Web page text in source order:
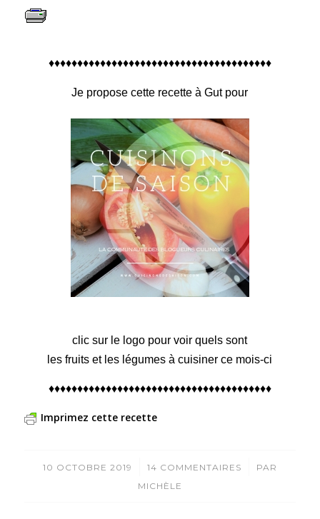
♦♦♦♦♦♦♦♦♦♦♦♦♦♦♦♦♦♦♦♦♦♦♦♦♦♦♦♦♦♦♦♦♦♦♦♦♦♦♦
Je propose cette recette à Gut pour
clic sur le logo pour voir quels sont
les fruits et les légumes à cuisiner ce mois-ci
♦♦♦♦♦♦♦♦♦♦♦♦♦♦♦♦♦♦♦♦♦♦♦♦♦♦♦♦♦♦♦♦♦♦♦♦♦♦♦
Imprimez cette recette
10 OCTOBRE 2019
/ 14 COMMENTAIRES
/
PAR
MICHÈLE